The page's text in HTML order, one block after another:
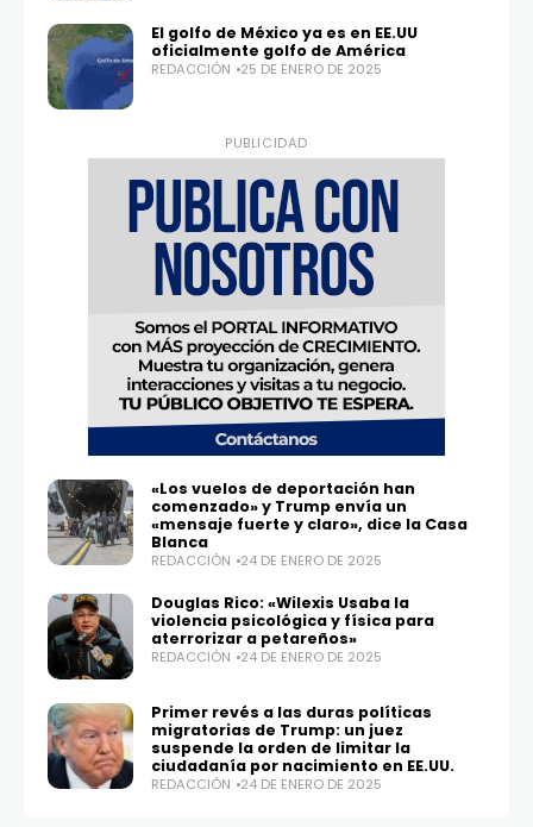
El golfo de México ya es en EE.UU
oficialmente golfo de América
REDACCIÓN 25 DE ENERO DE 2025
PUBLICIDAD
«Los vuelos de deportación han
comenzado» y Trump envía un
«mensaje fuerte y claro», dice la Casa
Blanca
REDACCIÓN 24 DE ENERO DE 2025
Douglas Rico: «Wilexis Usaba la
violencia psicológica y física para
aterrorizar a petareños»
REDACCIÓN 24 DE ENERO DE 2025
Primer revés a las duras políticas
migratorias de Trump: un juez
suspende la orden de limitar la
ciudadanía por nacimiento en EE.UU.
REDACCIÓN 24 DE ENERO DE 2025